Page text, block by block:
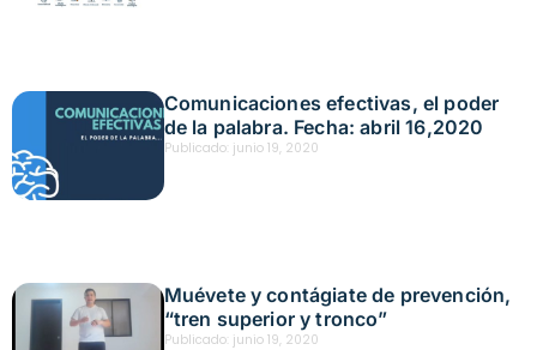
Comunicaciones efectivas, el poder
de la palabra. Fecha: abril 16,2020
Publicado: junio 19, 2020
Muévete y contágiate de prevención,
“tren superior y tronco”
Publicado: junio 19, 2020